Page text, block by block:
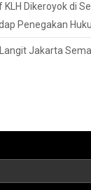
Dikeroyok di
Penegakan
Jakarta